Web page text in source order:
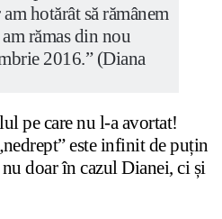
hotărât să rămânem
rămas din nou
2016.” (Diana
pe care nu l-a avortat!
este infinit de puțin
doar în cazul Dianei, ci și